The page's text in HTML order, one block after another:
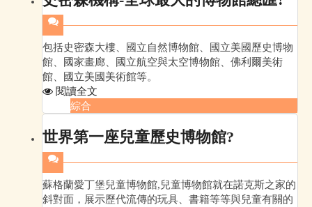
包括史密森大樓、國立自然博物館、國立美國歷史博物
館、國家畫廊、國立航空與太空博物館、佛利爾美術
館、國立美國美術館等。
閱讀全文
綜合
世界第一座兒童歷史博物館?
蘇格蘭愛丁堡兒童博物館,兒童博物館就在諾克斯之家的
斜對面，展示歷代流傳的玩具、書籍等等與兒童有關的